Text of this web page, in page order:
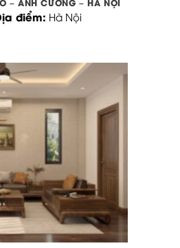
điểm: Hà Nội